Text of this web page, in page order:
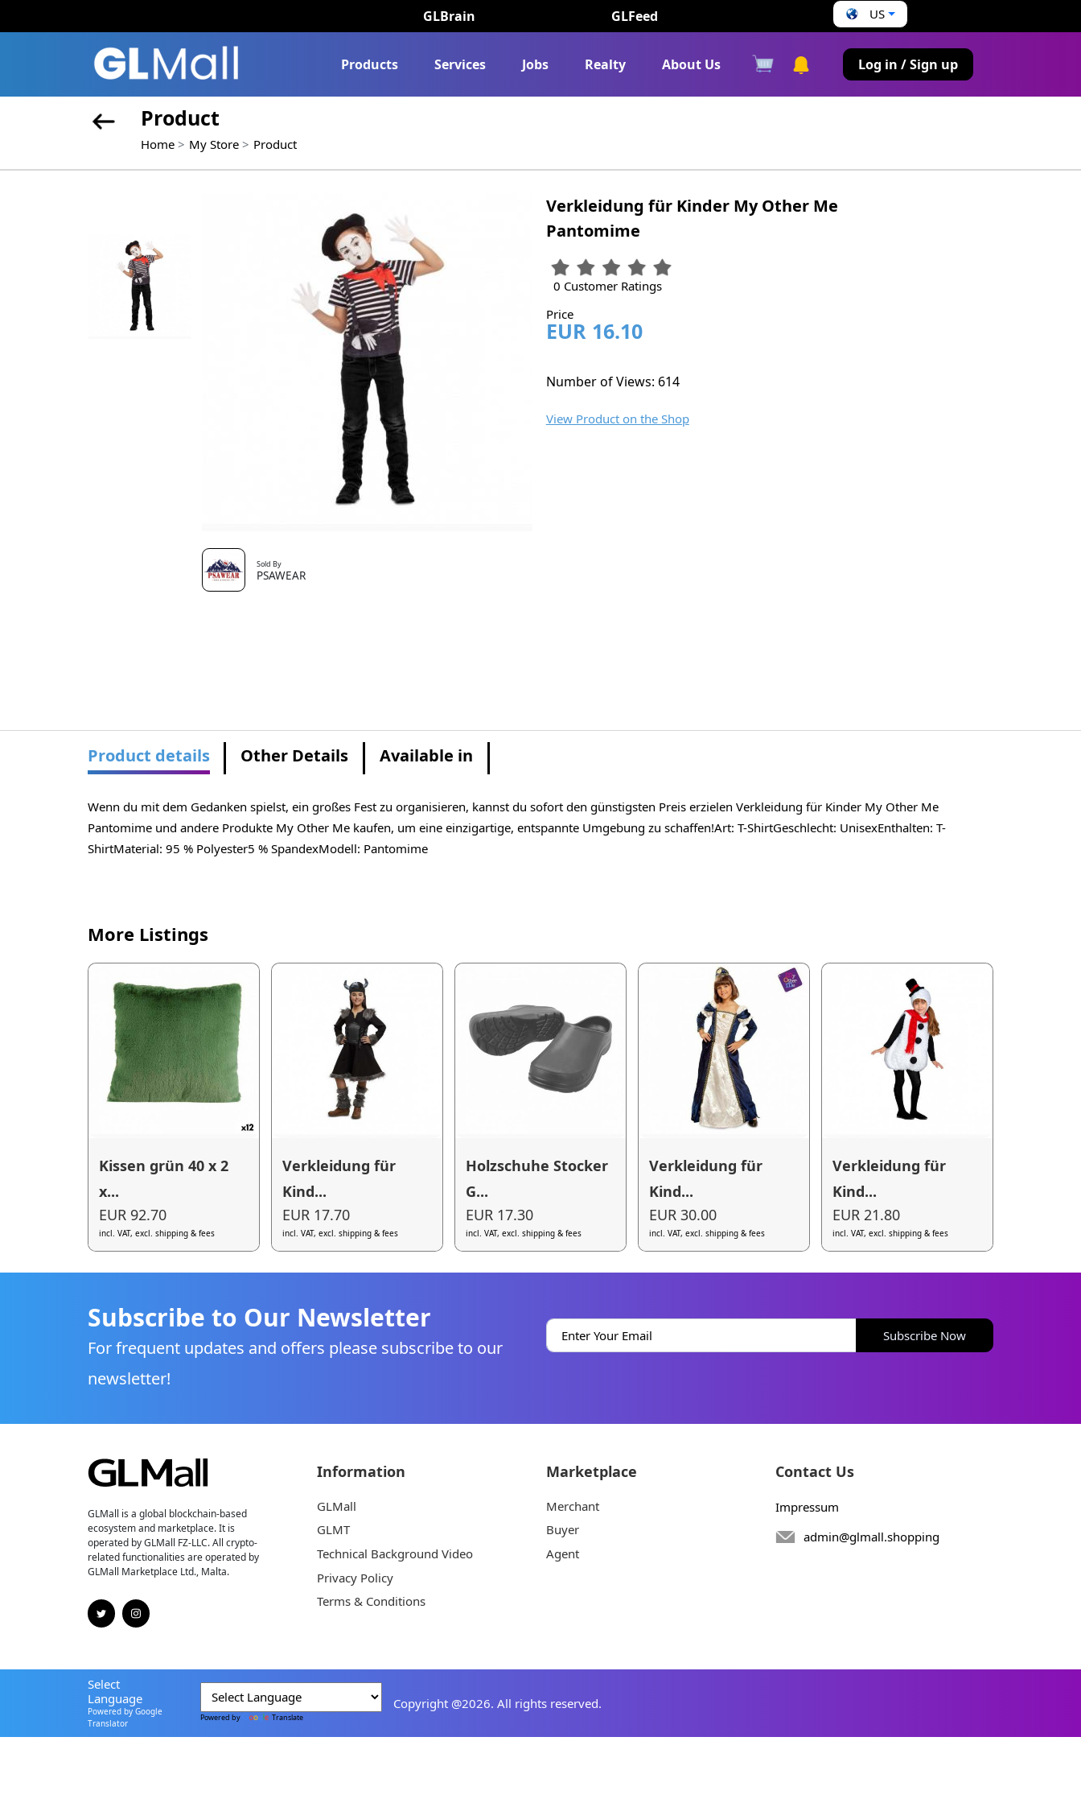
GLBrain GLFeed US
Products Services Jobs Realty About Us Log in / Sign up
Product
Home My Store Product
Sold By
PSAWEAR
Verkleidung für Kinder My Other Me
Pantomime
0 Customer Ratings
Price
EUR 16.10
Number of Views: 614
View Product on the Shop
Product details Other Details Available in
Wenn du mit dem Gedanken spielst, ein großes Fest zu organisieren, kannst du sofort den günstigsten Preis erzielen Verkleidung für Kinder My Other Me
Pantomime und andere Produkte My Other Me kaufen, um eine einzigartige, entspannte Umgebung zu schaffen!Art: T-ShirtGeschlecht: UnisexEnthalten: T-
ShirtMaterial: 95 % Polyester5 % SpandexModell: Pantomime
More Listings
Kissen grün 40 x 2
x...
EUR 92.70
incl. VAT, excl. shipping & fees
Verkleidung für
Kind...
EUR 17.70
incl. VAT, excl. shipping & fees
Holzschuhe Stocker
G...
EUR 17.30
incl. VAT, excl. shipping & fees
Verkleidung für
Kind...
EUR 30.00
incl. VAT, excl. shipping & fees
Verkleidung für
Kind...
EUR 21.80
incl. VAT, excl. shipping & fees
Subscribe to Our Newsletter
For frequent updates and offers please subscribe to our
newsletter!
Subscribe Now
GLMall is a global blockchain-based
ecosystem and marketplace. It is
operated by GLMall FZ-LLC. All crypto-
related functionalities are operated by
GLMall Marketplace Ltd., Malta.
Information
GLMall
GLMT
Technical Background Video
Privacy Policy
Terms & Conditions
Marketplace
Merchant
Buyer
Agent
Contact Us
Impressum
admin@glmall.shopping
Select
Language
Powered by Google
Translator
Powered by Translate
Copyright @2026. All rights reserved.